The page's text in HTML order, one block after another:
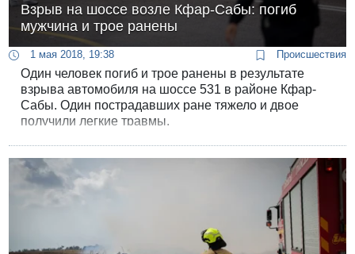
Взрыв на шоссе возле Кфар-Сабы: погиб
мужчина и трое ранены
1 мая 2018, 19:38 Происшествия
Один человек погиб и трое ранены в результате
взрыва автомобиля на шоссе 531 в районе Кфар-
Сабы. Один пострадавших ране тяжело и двое
получили легкие травмы.